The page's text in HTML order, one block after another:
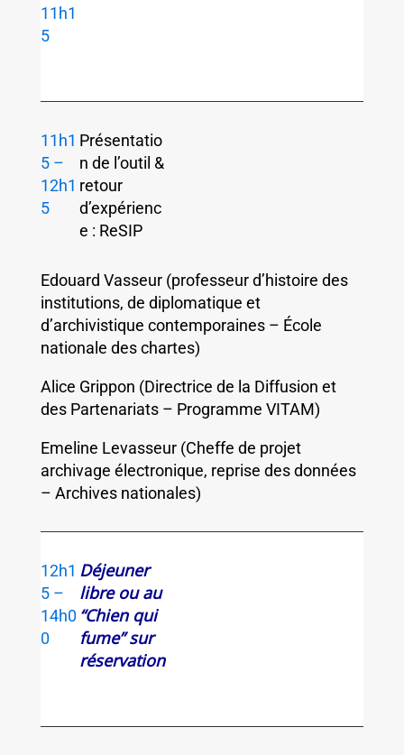
11h1
5
11h1
5 –
12h1
5
Présentatio
n de l’outil &
retour
d’expérienc
e : ReSIP
Edouard Vasseur (professeur d’histoire des
institutions, de diplomatique et
d’archivistique contemporaines – École
nationale des chartes)
Alice Grippon (Directrice de la Diffusion et
des Partenariats – Programme VITAM)
Emeline Levasseur (Cheffe de projet
archivage électronique, reprise des données
– Archives nationales)
12h1
5 –
14h0
0
Déjeuner
libre ou au
“Chien qui
fume” sur
réservation